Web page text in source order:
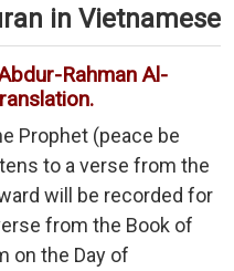
in Vietnamese
Rahman Al-
Prophet (peace be
to a verse from the
will be recorded for
from the Book of
on the Day of